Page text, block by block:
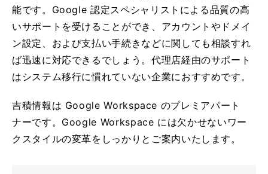
能です。Google 認定スペシャリストによる品質の高
いサポートを受けることができ、アカウントやドメイ
ン設定、および支払い手続きなどに関しても相談すれ
ば迅速に対応できるでしょう。代理店経由のサポート
はシステム移行に慣れていない企業におすすめです。
吉積情報は Google Workspace のプレミアパート
ナーです。Google Workspace には欠かせないワー
クスタイルの変革をしっかりとご案内いたします。